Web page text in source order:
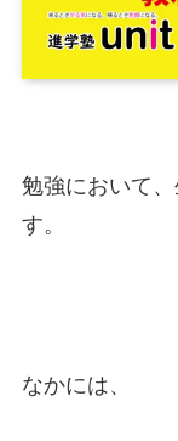
勉強において
す。
なかには、